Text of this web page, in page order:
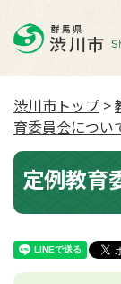
渋川市トップ >
育委員会につい
定例教育